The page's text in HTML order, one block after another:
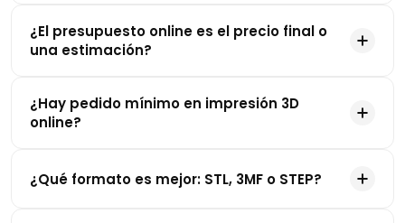
¿El presupuesto online es el precio final o
una estimación?
¿Hay pedido mínimo en impresión 3D
online?
¿Qué formato es mejor: STL, 3MF o STEP?